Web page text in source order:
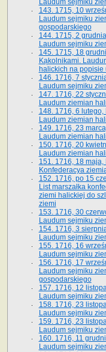
Laudum sejmiku
143. 1715, 10
Laudum sejmiku
gospodarskiego
144. 1715, 2
Laudum sejmiku
145. 1715, 18
Kąkolnikami.
halickich na popisie
146. 1716, 7
Laudum sejmiku
147. 1716, 22
Laudum ziemian
148. 1716, 6 lutego,
Laudum ziemian
149. 1716, 23
Laudum ziemian
150. 1716, 20
Laudum ziemian
151. 1716, 18 maja,
Konfederacya
152. 1716, po 15
List marszałka
ziemi halickiej do
ziemi
153. 1716, 30
Laudum sejmiku
154. 1716, 3
Laudum sejmiku
155. 1716, 16
Laudum sejmiku
156. 1716, 17
Laudum sejmiku
gospodarskiego
157. 1716, 12
Laudum sejmiku
158. 1716, 23
Laudum sejmiku
159. 1716, 23
Laudum sejmiku
160. 1716, 11
Laudum sejmiku